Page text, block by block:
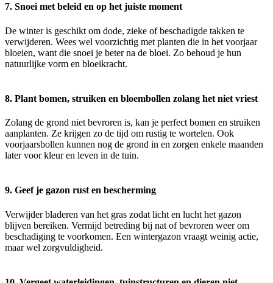
7. Snoei met beleid en op het juiste moment
De winter is geschikt om dode, zieke of beschadigde takken te
verwijderen. Wees wel voorzichtig met planten die in het voorjaar
bloeien, want die snoei je beter na de bloei. Zo behoud je hun
natuurlijke vorm en bloeikracht.
8. Plant bomen, struiken en bloembollen zolang het niet vriest
Zolang de grond niet bevroren is, kan je perfect bomen en struiken
aanplanten. Ze krijgen zo de tijd om rustig te wortelen. Ook
voorjaarsbollen kunnen nog de grond in en zorgen enkele maanden
later voor kleur en leven in de tuin.
9. Geef je gazon rust en bescherming
Verwijder bladeren van het gras zodat licht en lucht het gazon
blijven bereiken. Vermijd betreding bij nat of bevroren weer om
beschadiging te voorkomen. Een wintergazon vraagt weinig actie,
maar wel zorgvuldigheid.